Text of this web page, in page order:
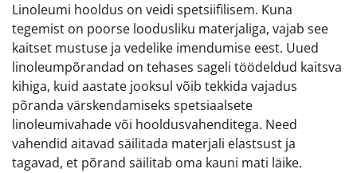
Linoleumi hooldus on veidi spetsiifilisem. Kuna
tegemist on poorse loodusliku materjaliga, vajab see
kaitset mustuse ja vedelike imendumise eest. Uued
linoleumpõrandad on tehases sageli töödeldud kaitsva
kihiga, kuid aastate jooksul võib tekkida vajadus
põranda värskendamiseks spetsiaalsete
linoleumivahade või hooldusvahenditega. Need
vahendid aitavad säilitada materjali elastsust ja
tagavad, et põrand säilitab oma kauni mati läike.